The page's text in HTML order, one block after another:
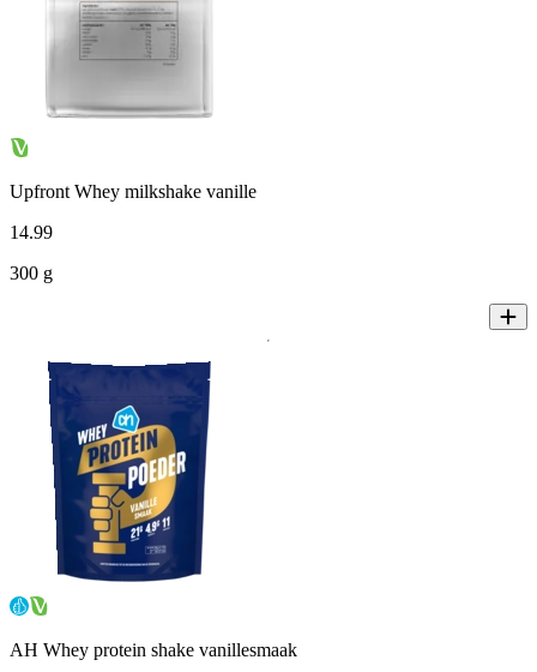
Upfront Whey milkshake vanille
14.99
300 g
AH Whey protein shake vanillesmaak